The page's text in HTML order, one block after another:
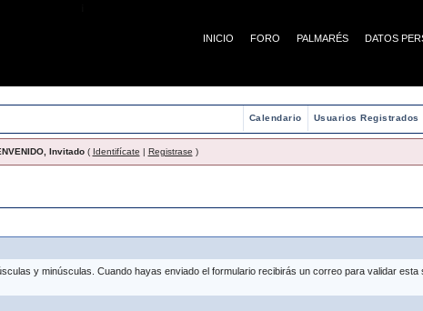
INICIO FORO PALMARÉS DATOS
Usuarios Registrados
Calendario
Invitado( Identifícate | Registrase )
y minúsculas. Cuando hayas enviado el formulario recibirás un correo para validar esta